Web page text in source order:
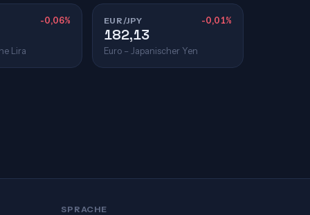
-0,06%
Lira
EUR/JPY -0,01%
182,13
Euro – Japanischer Yen
SPRACHE